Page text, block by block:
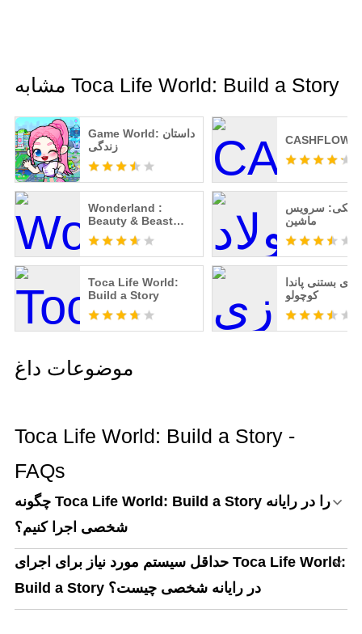
مشابه Toca Life World: Build a Story
Game World: داستان
زندگی
СASHFLOW
Wonderland :
Beauty & Beast
Free
و نیکی: سرویس
ماشین
Toca Life World:
Build a Story
بازی بستنی پاندا
کوچولو
موضوعات داغ
Toca Life World: Build a Story -
FAQs
چگونه Toca Life World: Build a Story را در رایانه
شخصی اجرا کنیم؟
حداقل سیستم مورد نیاز برای اجرای Toca Life World:
Build a Story در رایانه شخصی چیست؟